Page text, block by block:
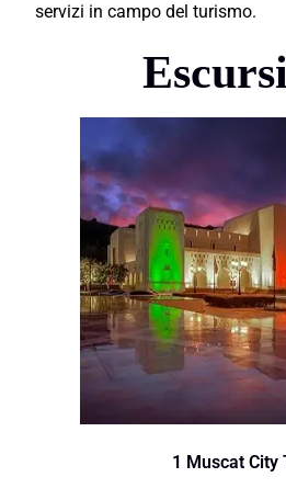
servizi in campo del turismo.
1 Muscat City